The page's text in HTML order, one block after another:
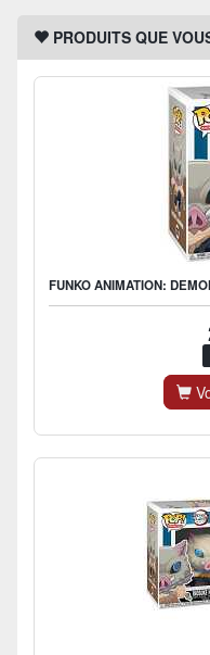
PRODUITS QUE